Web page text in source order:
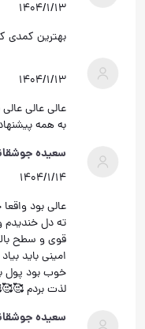
۱۴۰۴/۱/۱۳
بهترین کمدی
۱۴۰۴/۱/۱۳
عالی عالی
به همه
سعیده
۱۴۰۴/۱/۱۴
عالی بود
ته دل خندیدم
قوی و سطح
امینی باید
خوب بود پول
لذت بردم
سعیده